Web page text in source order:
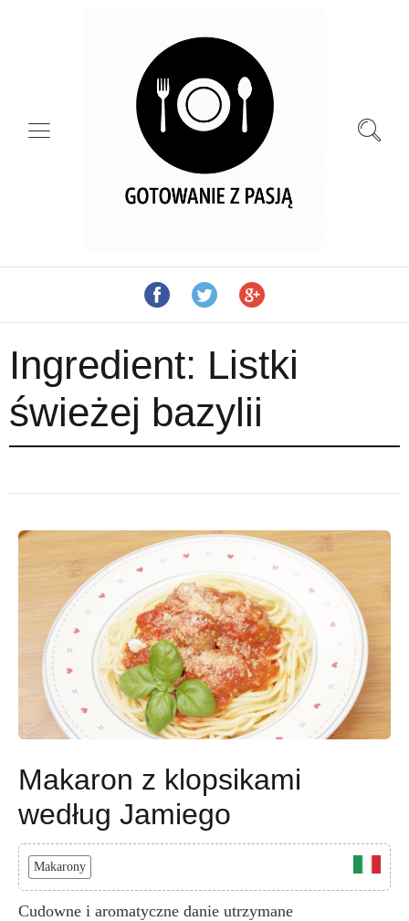
Ingredient: Listki
świeżej bazylii
Makaron z klopsikami
według Jamiego
Makarony
Cudowne i aromatyczne danie utrzymane